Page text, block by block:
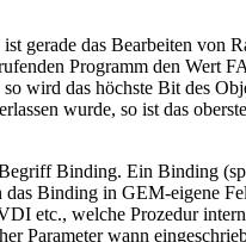
das Bearbeiten von
Programm den Wert
wird das höchste Bit des
wurde, so ist das
Binding. Ein Binding
Binding in GEM-eigene
etc., welche Prozedur
Parameter wann